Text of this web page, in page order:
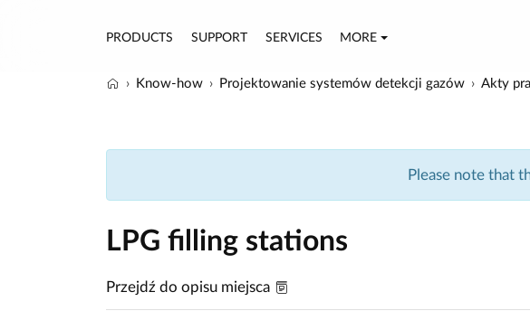
PRODUCTS SUPPORT SERVICES MORE
Know-how Projektowanie systemów detekcji gazów Akty
Please note that
LPG filling stations
Przejdź do opisu miejsca